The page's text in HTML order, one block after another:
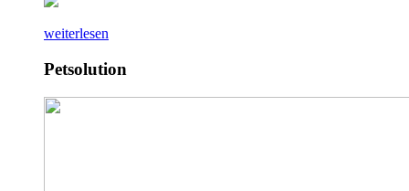
weiterlesen
Petsolution